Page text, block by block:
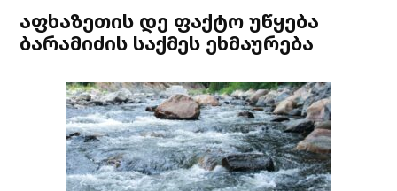
აფხაზეთის დე ფაქტო უწყება
ბარამიძის საქმეს ეხმაურება